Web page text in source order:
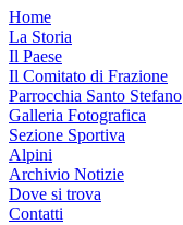
Home
La Storia
Il Paese
Il Comitato di Frazione
Parrocchia Santo Stefano
Galleria Fotografica
Sezione Sportiva
Alpini
Archivio Notizie
Dove si trova
Contatti